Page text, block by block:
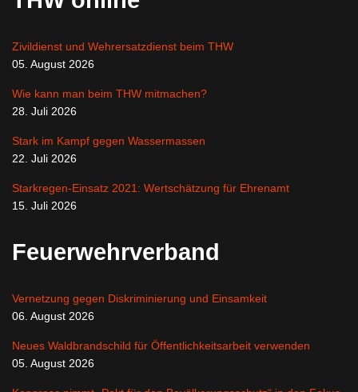
Zivildienst und Wehrersatzdienst beim THW
05. August 2026
Wie kann man beim THW mitmachen?
28. Juli 2026
Stark im Kampf gegen Wassermassen
22. Juli 2026
Starkregen-Einsatz 2021: Wertschätzung für Ehrenamt
15. Juli 2026
Feuerwehrverband
Vernetzung gegen Diskriminierung und Einsamkeit
06. August 2026
Neues Waldbrandschild für Öffentlichkeitsarbeit verwenden
05. August 2026